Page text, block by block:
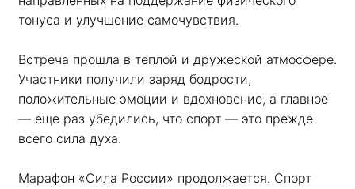
тонуса и улучшение самочувствия.
Встреча прошла в теплой и дружеской атмосфере.
Участники получили заряд бодрости,
положительные эмоции и вдохновение, а главное
— еще раз убедились, что спорт — это прежде
всего сила духа.
Марафон «Сила России» продолжается. Спорт